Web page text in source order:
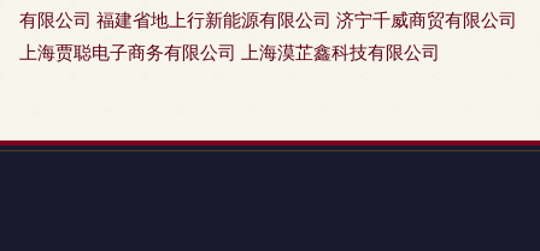
有限公司 福建省地上行新能源有限公司 济宁千威商贸有限公司
上海贾聪电子商务有限公司 上海漠芷鑫科技有限公司